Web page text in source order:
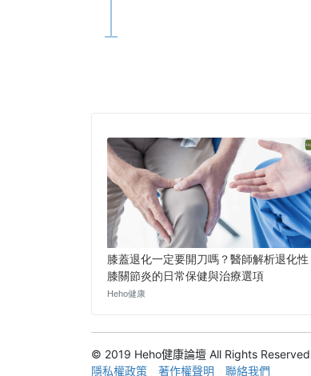
© 2019 Heho健康論壇 All Rights
隱私權政策
著作權聲明 聯絡我們